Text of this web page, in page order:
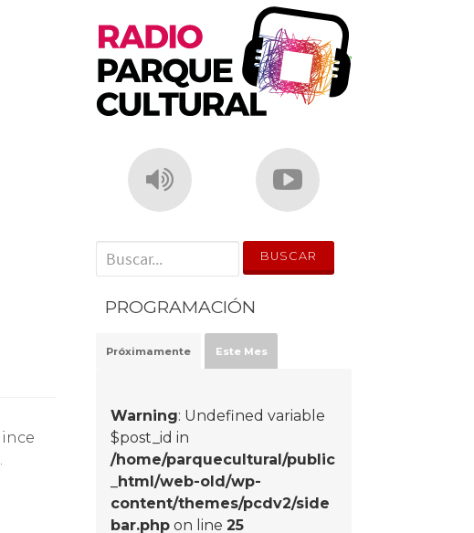
' . __('Search for:') . '
PROGRAMACIÓN
Próximamente Este Mes
Warning: Undefined variable
$post_id in
/home/parquecultural/public
_html/web-old/wp-
content/themes/pcdv2/side
bar.php on line25